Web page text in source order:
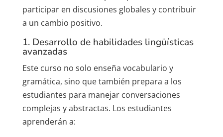
participar en discusiones globales y contribuir
a un cambio positivo.
1. Desarrollo de habilidades lingüísticas
avanzadas
Este curso no solo enseña vocabulario y
gramática, sino que también prepara a los
estudiantes para manejar conversaciones
complejas y abstractas. Los estudiantes
aprenderán a: